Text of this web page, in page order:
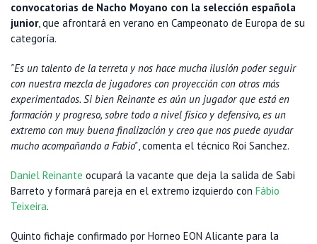
convocatorias de Nacho Moyano con la selección española
junior, que afrontará en verano en Campeonato de Europa de su
categoría.
"Es un talento de la terreta y nos hace mucha ilusión poder seguir
con nuestra mezcla de jugadores con proyección con otros más
experimentados. Si bien Reinante es aún un jugador que está en
formación y progreso, sobre todo a nivel físico y defensivo, es un
extremo con muy buena finalización y creo que nos puede ayudar
mucho acompañando a Fabio", comenta el técnico Roi Sanchez.
Daniel Reinante ocupará la vacante que deja la salida de Sabi
Barreto y formará pareja en el extremo izquierdo con Fábio
Teixeira.
Quinto fichaje confirmado por Horneo EON Alicante para la